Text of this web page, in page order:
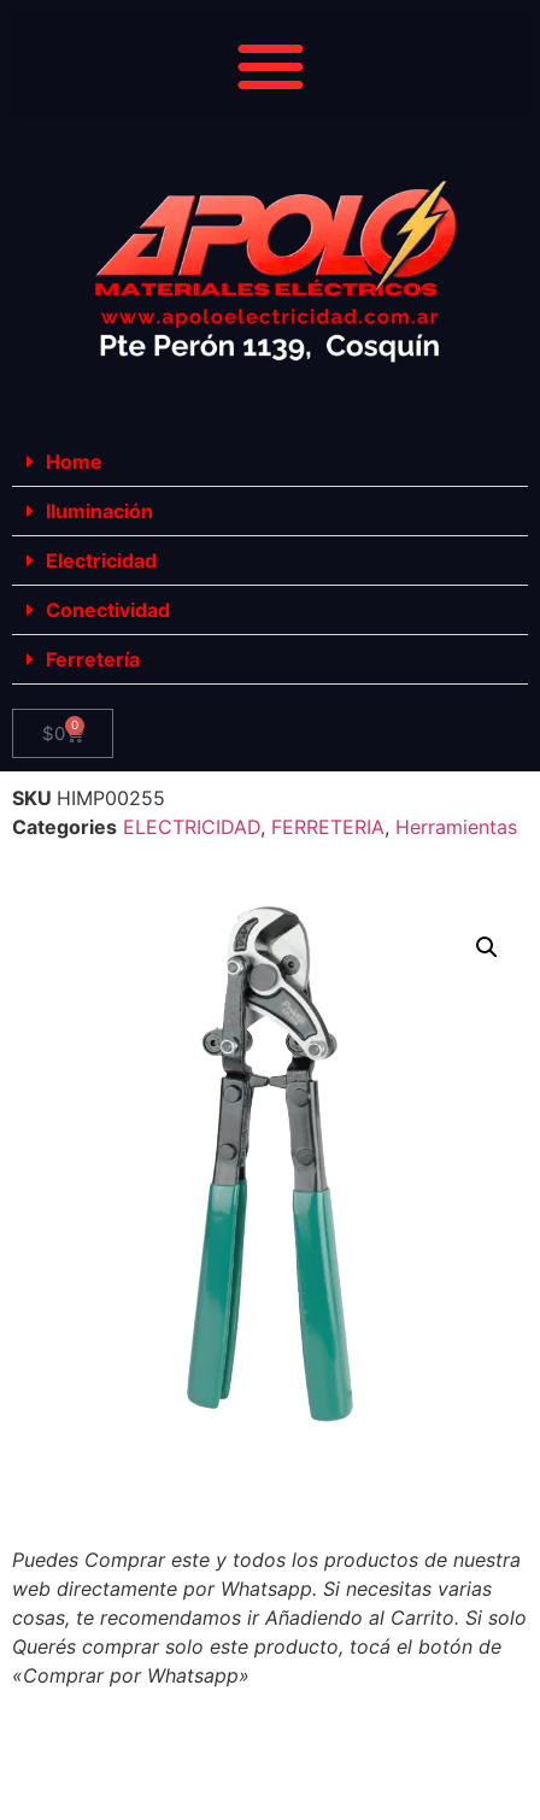
Home
Iluminación
Electricidad
Conectividad
Ferretería
$0 0
SKU HIMP00255
Categories ELECTRICIDAD, FERRETERIA, Herramientas
Puedes Comprar este y todos los productos de nuestra
web directamente por Whatsapp. Si necesitas varias
cosas, te recomendamos ir Añadiendo al Carrito. Si solo
Querés comprar solo este producto, tocá el botón de
«Comprar por Whatsapp»